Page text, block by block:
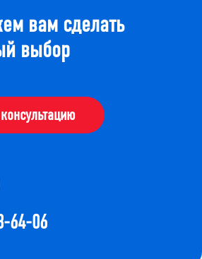
вам сделать
выбор
64-06